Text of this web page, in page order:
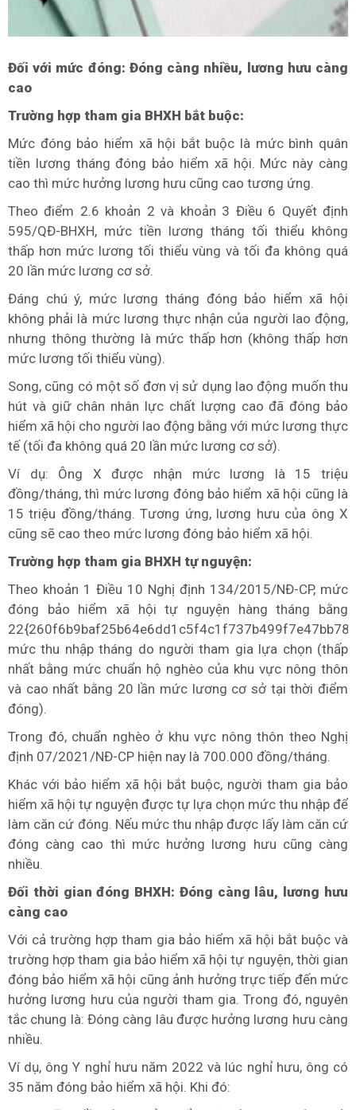
Đối với mức đóng: Đóng càng nhiều, lương hưu càng
cao
Trường hợp tham gia BHXH bắt buộc:
Mức đóng bảo hiểm xã hội bắt buộc là mức bình quân
tiền lương tháng đóng bảo hiểm xã hội. Mức này càng
cao thì mức hưởng lương hưu cũng cao tương ứng.
Theo điểm 2.6 khoản 2 và khoản 3 Điều 6 Quyết định
595/QĐ-BHXH, mức tiền lương tháng tối thiểu không
thấp hơn mức lương tối thiểu vùng và tối đa không quá
20 lần mức lương cơ sở.
Đáng chú ý, mức lương tháng đóng bảo hiểm xã hội
không phải là mức lương thực nhận của người lao động,
nhưng thông thường là mức thấp hơn (không thấp hơn
mức lương tối thiểu vùng).
Song, cũng có một số đơn vị sử dụng lao động muốn thu
hút và giữ chân nhân lực chất lượng cao đã đóng bảo
hiểm xã hội cho người lao động bằng với mức lương thực
tế (tối đa không quá 20 lần mức lương cơ sở).
Ví dụ: Ông X được nhận mức lương là 15 triệu
đồng/tháng, thì mức lương đóng bảo hiểm xã hội cũng là
15 triệu đồng/tháng. Tương ứng, lương hưu của ông X
cũng sẽ cao theo mức lương đóng bảo hiểm xã hội.
Trường hợp tham gia BHXH tự nguyện:
Theo khoản 1 Điều 10 Nghị định 134/2015/NĐ-CP, mức
đóng bảo hiểm xã hội tự nguyện hàng tháng bằng
mức thu nhập tháng do người tham gia lựa chọn (thấp
nhất bằng mức chuẩn hộ nghèo của khu vực nông thôn
và cao nhất bằng 20 lần mức lương cơ sở tại thời điểm
đóng).
Trong đó, chuẩn nghèo ở khu vực nông thôn theo Nghị
định 07/2021/NĐ-CP hiện nay là 700.000 đồng/tháng.
Khác với bảo hiểm xã hội bắt buộc, người tham gia bảo
hiểm xã hội tự nguyện được tự lựa chọn mức thu nhập để
làm căn cứ đóng. Nếu mức thu nhập được lấy làm căn cứ
đóng càng cao thì mức hưởng lương hưu cũng càng
nhiều.
Đối thời gian đóng BHXH: Đóng càng lâu, lương hưu
càng cao
Với cả trường hợp tham gia bảo hiểm xã hội bắt buộc và
trường hợp tham gia bảo hiểm xã hội tự nguyện, thời gian
đóng bảo hiểm xã hội cũng ảnh hưởng trực tiếp đến mức
hưởng lương hưu của người tham gia. Trong đó, nguyên
tắc chung là: Đóng càng lâu được hưởng lương hưu càng
nhiều.
Ví dụ, ông Y nghỉ hưu năm 2022 và lúc nghỉ hưu, ông có
35 năm đóng bảo hiểm xã hội. Khi đó: